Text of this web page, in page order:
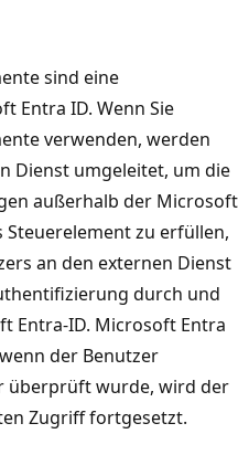
sind eine
Entra ID. Wenn Sie
verwenden, werden
Dienst umgeleitet, um die
außerhalb der Microsoft
Steuerelement zu erfüllen,
an den externen Dienst
durch und
Entra-ID. Microsoft Entra
der Benutzer
überprüft wurde, wird der
Zugriff fortgesetzt.